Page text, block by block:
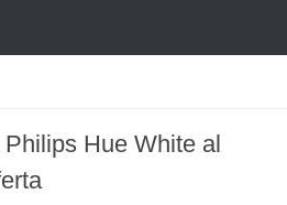
Hue White al